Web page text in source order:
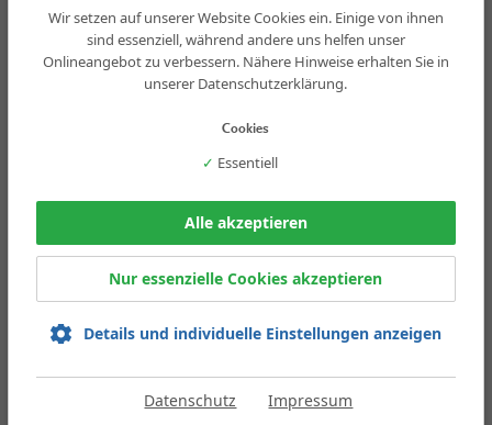
wurde ein Dachprofil mit 2,5 %-
Querneigung gewählt. Über die Bord-
und Rinnenanlage wird die Brücke in vier
Straßenabläufen entwässert.
bemessen, dass die Tragfähigkeit und
Brücke aufgrund der Bauweise als
Kompetenz byThalen
Entdecken Sie unsere Projekte
Die Thalen Consult GmbH ist Teil der
THALEN CONSULT GMBH
Wir setzen auf unserer Website Cookies ein. Einige von ihnen
sind essenziell, während andere uns helfen unser
Onlineangebot zu verbessern. Nähere Hinweise erhalten Sie in
unserer Datenschutzerklärung.
Cookies
✓ Essentiell
Alle akzeptieren
Nur essenzielle Cookies akzeptieren
Details und individuelle Einstellungen anzeigen
Datenschutz Impressum